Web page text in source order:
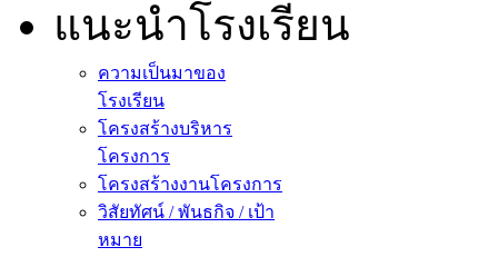
แนะนำโรงเรียน
ความเป็นมาของ
โรงเรียน
โครงสร้างบริหาร
โครงการ
โครงสร้างงานโครงการ
วิสัยทัศน์ / พันธกิจ / เป้า
หมาย